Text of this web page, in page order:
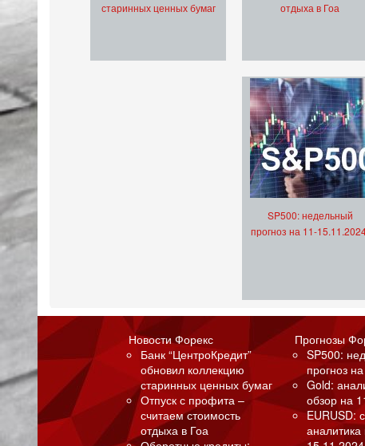
старинных ценных бумаг
отдыха в Гоа
SP500: недельный
прогноз на 11-
Новости Форекс
Банк “ЦентроКредит”
обновил коллекцию
старинных ценных бумаг
Отпуск с профита –
считаем стоимость
отдыха в Гоа
Прогнозы
SP500:
прогноз
Gold:
обзор на
EURUSD: